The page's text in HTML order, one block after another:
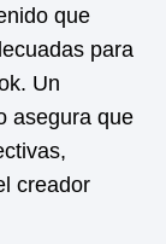
que
para
. Un
asegura que
creador